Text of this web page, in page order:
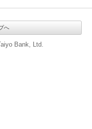
へ
Bank, Ltd.